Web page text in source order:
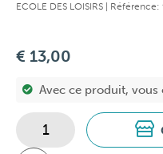
ECOLE DES LOISIRS |
€ 13,00
Avec ce produit, vous